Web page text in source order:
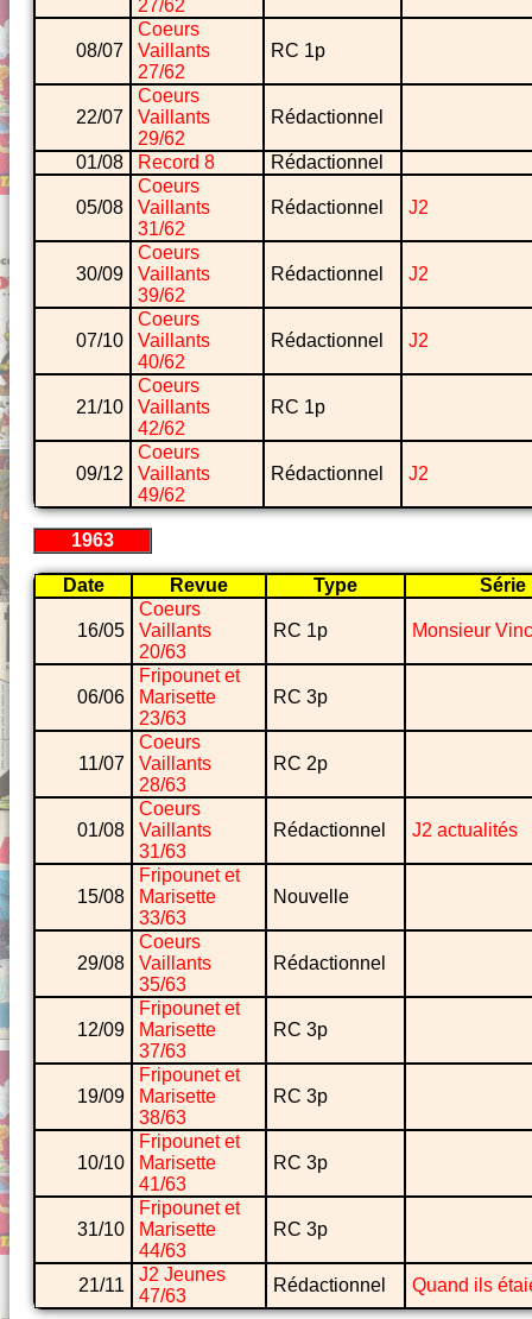
27/62
08/07
Coeurs
Vaillants
27/62
RC 1p
22/07
Coeurs
Vaillants
29/62
Rédactionnel
01/08 Record 8 Rédactionnel
05/08
Coeurs
Vaillants
31/62
Rédactionnel J2
30/09
Coeurs
Vaillants
39/62
Rédactionnel J2
07/10
Coeurs
Vaillants
40/62
Rédactionnel J2
21/10
Coeurs
Vaillants
42/62
RC 1p
09/12
Coeurs
Vaillants
49/62
Rédactionnel J2
1963
Date Revue Type Série
16/05
Coeurs
Vaillants
20/63
RC 1p Monsieur
06/06
Fripounet et
Marisette
23/63
RC 3p
11/07
Coeurs
Vaillants
28/63
RC 2p
01/08
Coeurs
Vaillants
31/63
Rédactionnel J2 actualités
15/08
Fripounet et
Marisette
33/63
Nouvelle
29/08
Coeurs
Vaillants
35/63
Rédactionnel
12/09
Fripounet et
Marisette
37/63
RC 3p
19/09
Fripounet et
Marisette
38/63
RC 3p
10/10
Fripounet et
Marisette
41/63
RC 3p
31/10
Fripounet et
Marisette
44/63
RC 3p
21/11
J2 Jeunes
47/63
Rédactionnel Quand ils